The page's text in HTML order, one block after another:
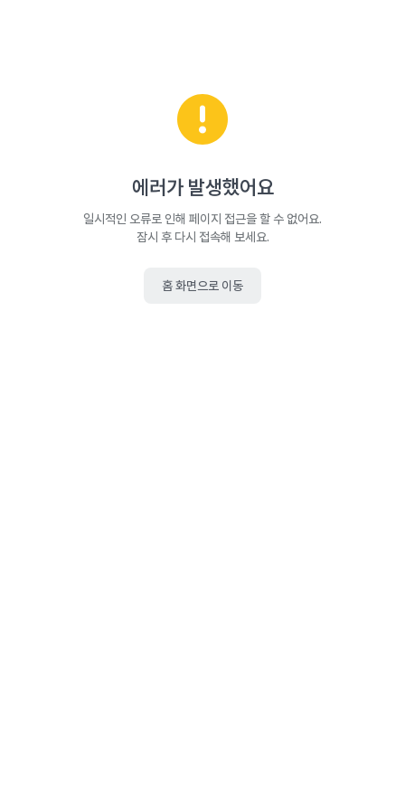
에러가 발생했어요
일시적인 오류로 인해 페이지 접근을 할 수 없어요.
잠시 후 다시 접속해 보세요.
홈 화면으로 이동